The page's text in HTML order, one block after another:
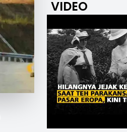
VIDEO